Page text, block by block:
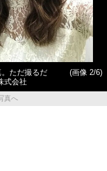
ただ撮るだ
式会社
(画像 2/6)
真へ